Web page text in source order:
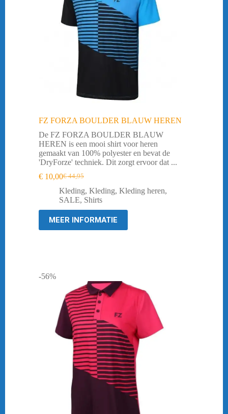
FZ FORZA BOULDER BLAUW HEREN
De FZ FORZA BOULDER BLAUW
HEREN is een mooi shirt voor heren
gemaakt van 100% polyester en bevat de
'DryForze' techniek. Dit zorgt ervoor dat ...
€44,95
Oorspronkelijke
prijs
was:
€ 10,00Huidige
prijs
is:
Kleding, Kleding, Kleding heren,
SALE, Shirts
MEER INFORMATIE
-56%